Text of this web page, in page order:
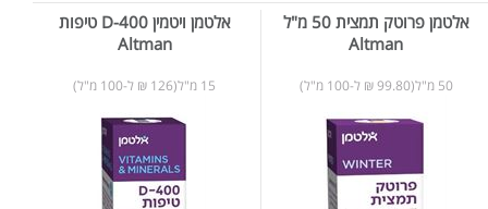
אלטמן פרוטק תמצית 50 מ"ל
Altman
50 מ"ל(99.80 ₪ ל-100 מ"ל)
אלטמן ויטמין D-400 טיפות
Altman
15 מ"ל(126 ₪ ל-100 מ"ל)